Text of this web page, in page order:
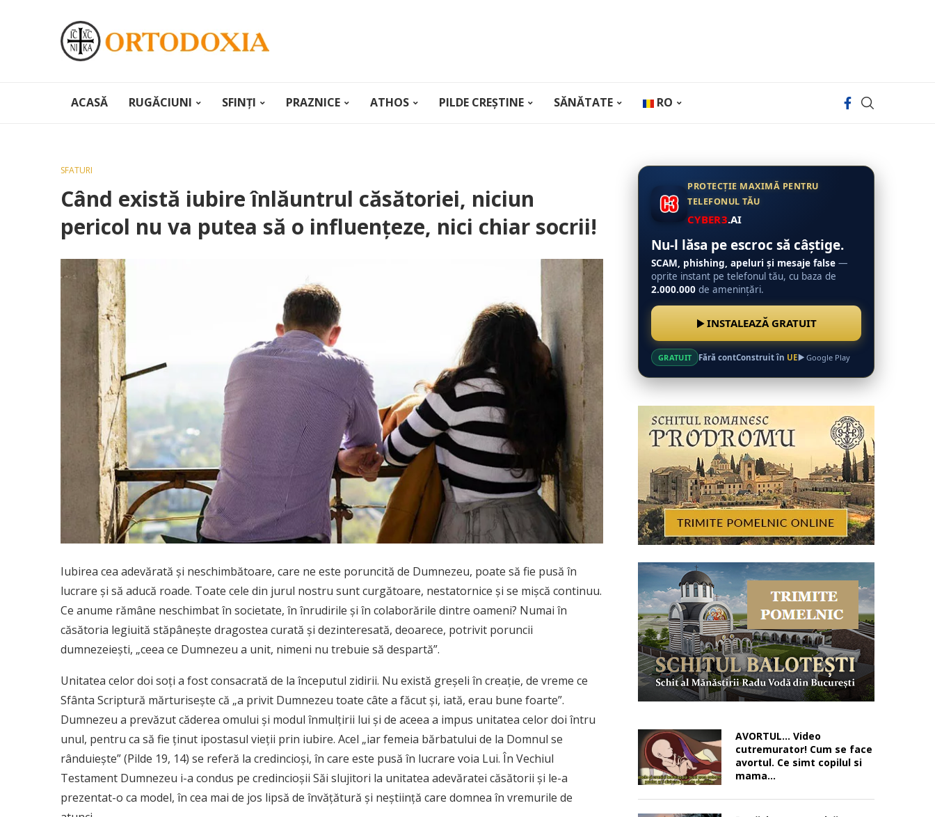
ACASĂ RUGĂCIUNI SFINȚI PRAZNICE ATHOS PILDE CREȘTINE SĂNĂTATE RO
SFATURI
Când există iubire înlăuntrul căsătoriei, niciun
pericol nu va putea să o influenţeze, nici chiar socrii!
Iubirea cea adevărată şi neschimbătoare, care ne este poruncită de Dumnezeu, poate să fie pusă în
lucrare şi să aducă roade. Toate cele din jurul nostru sunt curgătoare, nestatornice şi se mişcă continuu.
Ce anume rămâne neschimbat în societate, în înrudirile şi în colaborările dintre oameni? Numai în
căsătoria legiuită stăpâneşte dragostea curată şi dezinteresată, deoarece, potrivit poruncii
dumnezeieşti, „ceea ce Dumnezeu a unit, nimeni nu trebuie să despartă”.
Unitatea celor doi soţi a fost consacrată de la începutul zidirii. Nu există greşeli în creaţie, de vreme ce
Sfânta Scriptură mărturiseşte că „a privit Dumnezeu toate câte a făcut şi, iată, erau bune foarte”.
Dumnezeu a prevăzut căderea omului şi modul înmulţirii lui şi de aceea a impus unitatea celor doi întru
unul, pentru ca să fie ţinut ipostasul vieţii prin iubire. Acel „iar femeia bărbatului de la Domnul se
rânduieşte” (Pilde 19, 14) se referă la credincioşi, în care este pusă în lucrare voia Lui. În Vechiul
Testament Dumnezeu i-a condus pe credincioşii Săi slujitori la unitatea adevăratei căsătorii şi le-a
prezentat-o ca model, în cea mai de jos lipsă de învăţătură şi neştiinţă care domnea în vremurile de
PROTECȚIE MAXIMĂ PENTRU
TELEFONUL TĂU
CYBER3.AI
Nu-l lăsa pe escroc să câștige.
SCAM, phishing, apeluri și mesaje false —
oprite instant pe telefonul tău, cu baza de
2.000.000 de amenințări.
INSTALEAZĂ GRATUIT
GRATUIT Fără contConstruit în UE Google Play
AVORTUL… Video
cutremurator! Cum se face
avortul. Ce simt copilul si
mama…